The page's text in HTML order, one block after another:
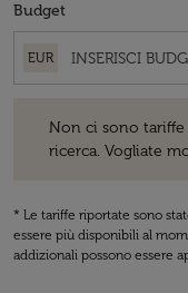
Budget
EUR
Non ci sono
ricerca. Vogliate
* Le tariffe riportate sono
essere più disponibili al
addizionali possono essere